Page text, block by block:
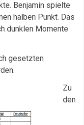
Benjamin spielte
halben Punkt. Das
dunklen Momente
gesetzten
Zu
den